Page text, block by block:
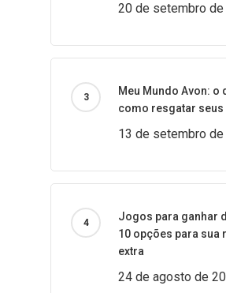
20 de setembro de
Meu Mundo Avon: o
como resgatar
13 de setembro de
Jogos para ganhar
10 opções para sua
extra
24 de agosto de